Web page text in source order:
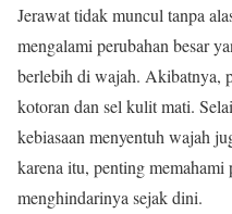
Jerawat tidak muncul tanpa
mengalami perubahan besar
berlebih di wajah. Akibatnya,
kotoran dan sel kulit mati.
kebiasaan menyentuh wajah
karena itu, penting memahami
menghindarinya sejak dini.